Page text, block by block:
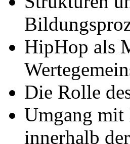
HipHop als
Die Rolle
Umgang mit
innerhalb